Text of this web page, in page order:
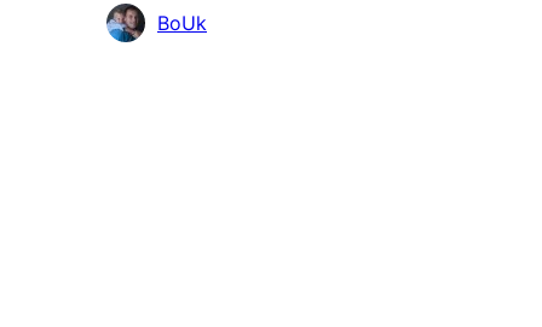
Prispievatelia
BoUk